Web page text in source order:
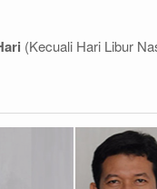
(Kecuali Hari Libur